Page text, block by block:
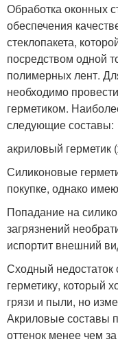
Обработка оконных
обеспечения
стеклопакета,
посредством одной
полимерных лент.
необходимо
герметиком.
следующие составы:
акриловый герметик
Силиконовые
покупке, однако
Попадание на
загрязнений
испортит внешний
Сходный недостаток
герметику, который
грязи и пыли, но
Акриловые составы
оттенок менее чем за